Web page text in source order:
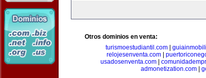
Otros dominios en venta:
turismoestudiantil.com|
relojesenventa.com|
usadosenventa.com|
admonetization.com|